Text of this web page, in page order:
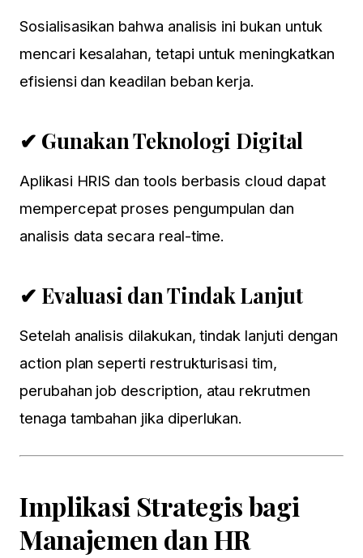
Sosialisasikan bahwa analisis ini bukan untuk
mencari kesalahan, tetapi untuk meningkatkan
efisiensi dan keadilan beban kerja.
✔ Gunakan Teknologi Digital
Aplikasi HRIS dan tools berbasis cloud dapat
mempercepat proses pengumpulan dan
analisis data secara real-time.
✔ Evaluasi dan Tindak Lanjut
Setelah analisis dilakukan, tindak lanjuti dengan
action plan seperti restrukturisasi tim,
perubahan job description, atau rekrutmen
tenaga tambahan jika diperlukan.
Implikasi Strategis bagi
Manajemen dan HR